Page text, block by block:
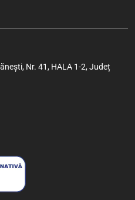
Nr. 41, HALA 1-2, Județ